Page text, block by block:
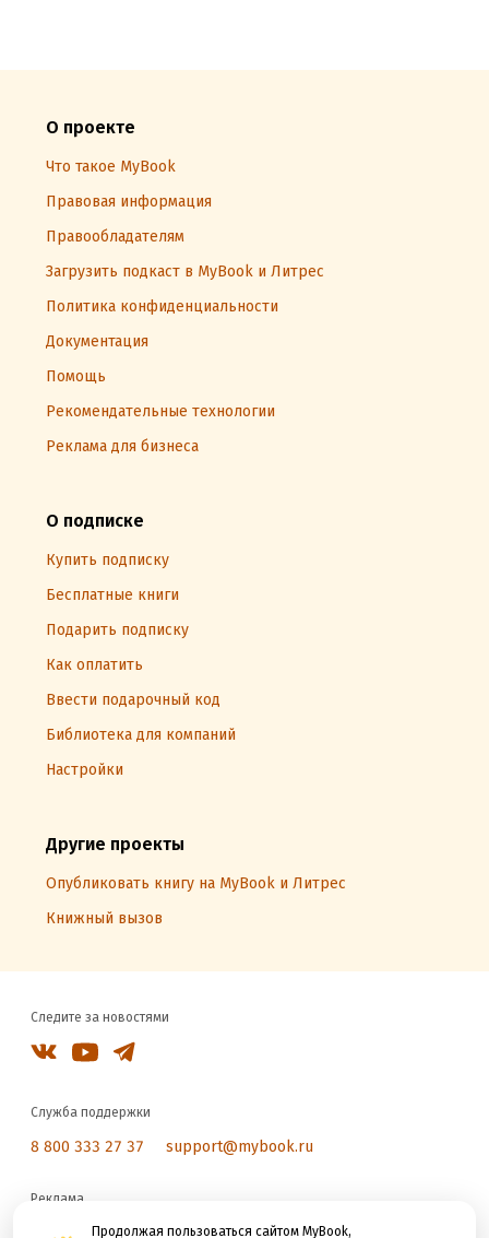
Продолжая пользоваться сайтом MyBook,
О проекте
Что такое MyBook
Правовая информация
Правообладателям
Загрузить подкаст в MyBook и Литрес
Политика конфиденциальности
Документация
Помощь
Рекомендательные технологии
Реклама для бизнеса
О подписке
Купить подписку
Бесплатные книги
Подарить подписку
Как оплатить
Ввести подарочный код
Библиотека для компаний
Настройки
Другие проекты
Опубликовать книгу на MyBook и Литрес
Книжный вызов
Следите за новостями
Служба поддержки
8 800 333 27 37 support@mybook.ru
Реклама
reklama@litres.ru